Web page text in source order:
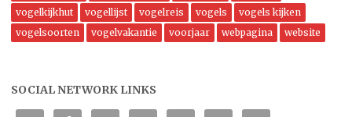
vogelkijkhut
vogellijst vogelreis vogels
vogels kijken
vogelsoorten
vogelvakantie voorjaar webpagina website
SOCIAL NETWORK LINKS